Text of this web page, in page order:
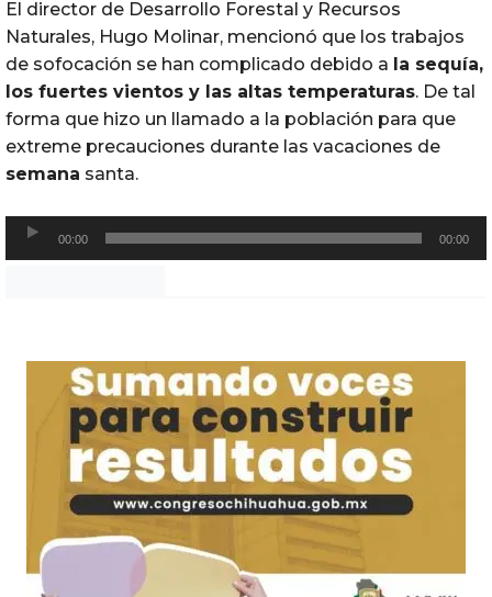
El director de Desarrollo Forestal y Recursos
Naturales, Hugo Molinar, mencionó que los trabajos
de sofocación se han complicado debido a la sequía,
los fuertes vientos y las altas temperaturas. De tal
forma que hizo un llamado a la población para que
extreme precauciones durante las vacaciones de
semana santa.
e
00:00 00:00